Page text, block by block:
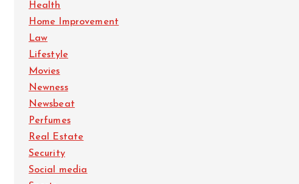
Health
Home Improvement
Law
Lifestyle
Movies
Newness
Newsbeat
Perfumes
Real Estate
Security
Social media